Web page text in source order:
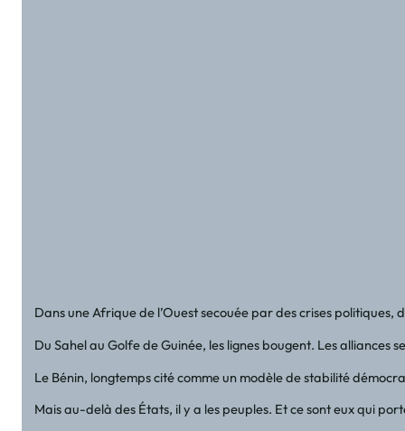
Dans une Afrique de l’Ouest secouée par des crises
Du Sahel au Golfe de Guinée, les lignes bougent. Les
Le Bénin, longtemps cité comme un modèle de stabilité
Mais au-delà des États, il y a les peuples. Et ce sont eux qui